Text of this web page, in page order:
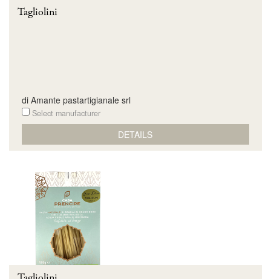
Tagliolini
di Amante pastartigianale srl
Select manufacturer
DETAILS